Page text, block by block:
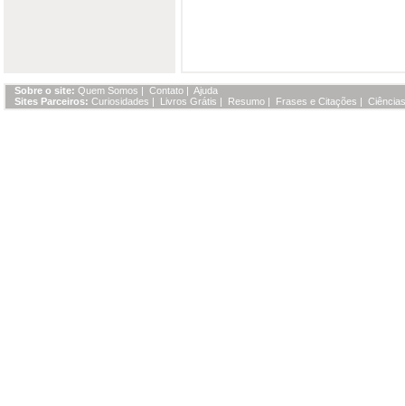
Sobre o site: Quem Somos | Contato | Ajuda
Sites Parceiros: Curiosidades | Livros Grátis | Resumo | Frases e Citações |